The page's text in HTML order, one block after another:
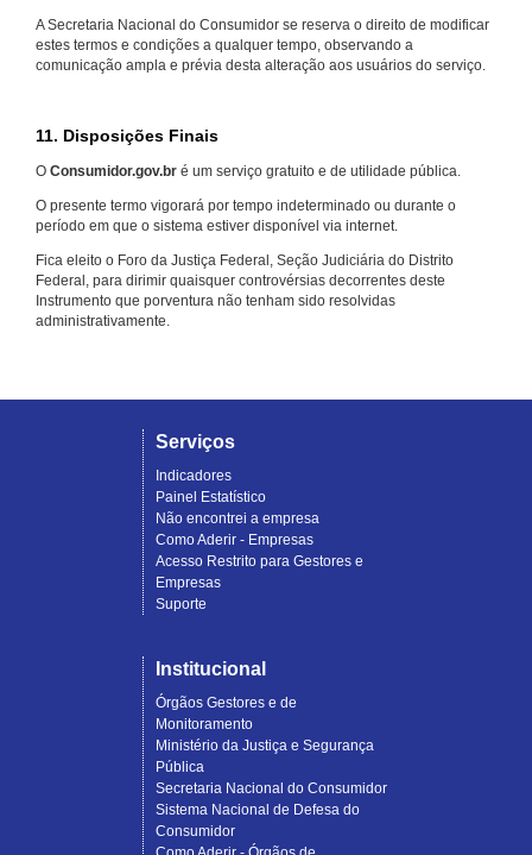
A Secretaria Nacional do Consumidor se reserva o direito de modificar
estes termos e condições a qualquer tempo, observando a
comunicação ampla e prévia desta alteração aos usuários do serviço.
11. Disposições Finais
O Consumidor.gov.br é um serviço gratuito e de utilidade pública.
O presente termo vigorará por tempo indeterminado ou durante o
período em que o sistema estiver disponível via internet.
Fica eleito o Foro da Justiça Federal, Seção Judiciária do Distrito
Federal, para dirimir quaisquer controvérsias decorrentes deste
Instrumento que porventura não tenham sido resolvidas
administrativamente.
Serviços
Indicadores
Painel Estatístico
Não encontrei a empresa
Como Aderir - Empresas
Acesso Restrito para Gestores e
Empresas
Suporte
Institucional
Órgãos Gestores e de
Monitoramento
Ministério da Justiça e Segurança
Pública
Secretaria Nacional do Consumidor
Sistema Nacional de Defesa do
Consumidor